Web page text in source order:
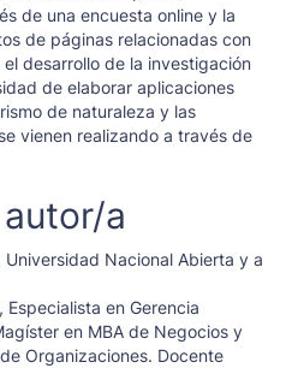
de una encuesta online y la
de páginas relacionadas con
desarrollo de la investigación
de elaborar aplicaciones
de naturaleza y las
vienen realizando a través de
a
Universidad Nacional Abierta y a
en Gerencia
en MBA de Negocios y
Organizaciones. Docente